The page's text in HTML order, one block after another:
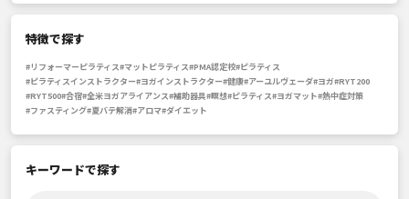
特徴で探す
#リフォーマーピラティス#マットピラティス#PMA認定校#ピラティス
#ピラティスインストラクター#ヨガインストラクター#健康#アーユルヴェーダ#ヨガ#RYT200
#RYT500#合宿#全米ヨガアライアンス#補助器具#瞑想#ピラティス#ヨガマット#熱中症対策
#ファスティング#夏バテ解消#アロマ#ダイエット
キーワードで探す